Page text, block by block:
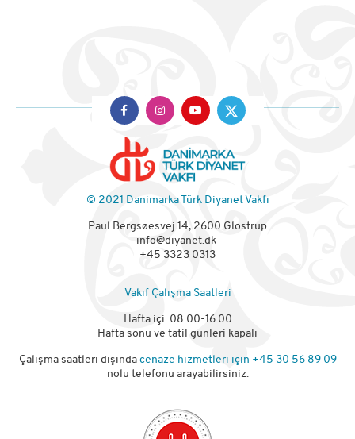
© 2021 Danimarka Türk Diyanet Vakfı
Paul Bergsøesvej 14, 2600 Glostrup
info@diyanet.dk
+45 3323 0313
Vakıf Çalışma Saatleri
Hafta içi: 08:00-16:00
Hafta sonu ve tatil günleri kapalı
Çalışma saatleri dışında cenaze hizmetleri için +45 30 56 89 09
nolu telefonu arayabilirsiniz.